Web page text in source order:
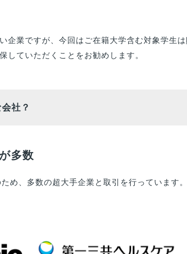
企業ですが、今回は ご在籍大学含む対象学生は
していただくことをお勧めします。
社？
多数
め、多数の超大手企業と取引を行っています。